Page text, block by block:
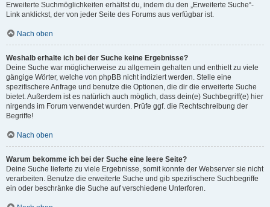
Erweiterte Suchmöglichkeiten erhältst du, indem du den „Erweiterte Suche“-
Link anklickst, der von jeder Seite des Forums aus verfügbar ist.
Nach oben
Weshalb erhalte ich bei der Suche keine Ergebnisse?
Deine Suche war möglicherweise zu allgemein gehalten und enthielt zu viele
gängige Wörter, welche von phpBB nicht indiziert werden. Stelle eine
spezifischere Anfrage und benutze die Optionen, die dir die erweiterte Suche
bietet. Außerdem ist es natürlich auch möglich, dass dein(e) Suchbegriff(e) hier
nirgends im Forum verwendet wurden. Prüfe ggf. die Rechtschreibung der
Begriffe!
Nach oben
Warum bekomme ich bei der Suche eine leere Seite?
Deine Suche lieferte zu viele Ergebnisse, somit konnte der Webserver sie nicht
verarbeiten. Benutze die erweiterte Suche und gib spezifischere Suchbegriffe
ein oder beschränke die Suche auf verschiedene Unterforen.